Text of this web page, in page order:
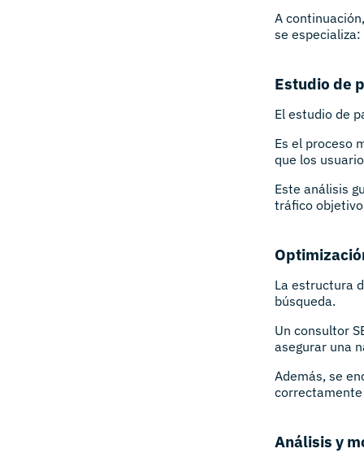
A
se especializa:
Estudio de
El estudio de
Es el proceso
que los
Este análisis
tráfico
La estructura
búsqueda.
Un consultor
asegurar una
Además, se
Análisis y